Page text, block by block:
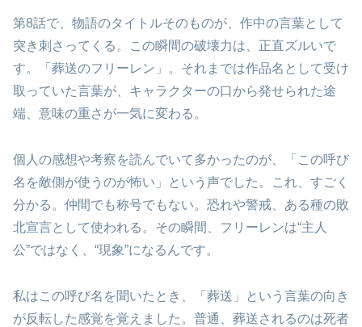
第8話で、物語のタイトルそのものが、作中の言葉として
突き刺さってくる。この瞬間の破壊力は、正直ズルいで
す。「葬送のフリーレン」。それまでは作品名として受け
取っていた言葉が、キャラクターの口から発せられた途
端、意味の重さが一気に変わる。
個人の感想や考察を読んでいて多かったのが、「この呼び
名を敵側が使うのが怖い」という声でした。これ、すごく
分かる。仲間でも称号でもない。恐れや警戒、ある種の敗
北宣言として使われる。その瞬間、フリーレンは“主人
公”ではなく、“現象”になるんです。
私はこの呼び名を聞いたとき、「葬送」という言葉の向き
が反転した感覚を覚えました。普通、葬送されるのは死者